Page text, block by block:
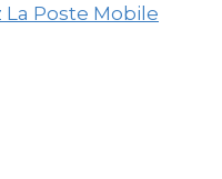
Poste Mobile